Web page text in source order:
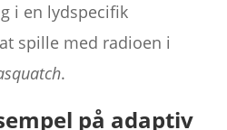
i en lydspecifik
spille med radioen i
.
på adaptiv